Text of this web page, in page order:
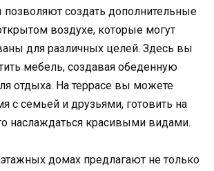
создать дополнительные
воздухе, которые могут
для различных целей. Здесь вы
мебель, создавая обеденную
отдыха. На террасе вы можете
с семьей и друзьями, готовить на
наслаждаться красивыми видами.
домах предлагают не только